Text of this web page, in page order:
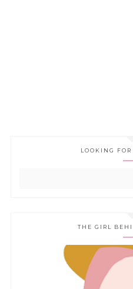
LOOKING
THE GIRL